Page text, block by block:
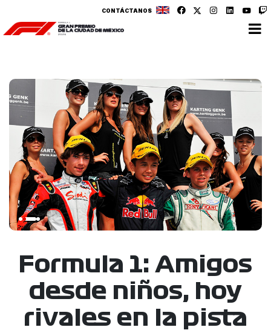
CONTÁCTANOS
Formula 1: Amigos
desde niños, hoy
rivales en la pista